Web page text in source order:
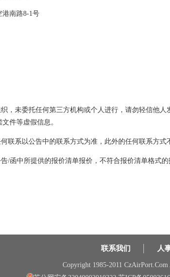
港南路8-1号
，未委托任何第三方机构或个人进行，请勿轻信他
件等虚假信息。
联系以公告中的联系方式为准，此外的任何联系方式
/函中所提供的报价清单报价，不符合报价清单格式的
联系我们 人
Copyright 1985-2011